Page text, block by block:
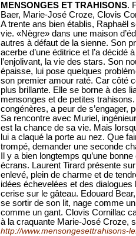
MENSONGES ET TRAHISONS.
Baer, Marie-José Croze, Clovis
A trente ans bien établis, Raphaël
vie. «Nègre» dans une maison
autres à défaut de la sienne. Son
acerbe d’une éditrice et l’a décidé
l’enjolivant, la vie des stars. Son
épaisse, lui pose quelques
son premier amour raté. Car côté
plus brillante. Elle se borne à des
mensonges et de petites
congénères, a peur de s’engager,
Sa rencontre avec Muriel,
est la chance de sa vie. Mais
lui a claqué la porte au nez. Que
trompé, demander une seconde
Il y a bien longtemps qu’une
écrans. Laurent Tirard présente
enlevé, plein de charme et de
idées échevelées et des
cerise sur le gâteau. Edouard
se sortir de son lit, nage comme
comme un gant. Clovis Cornillac
à la craquante Marie-José Croze,
http://www.mensongesettrahisons-